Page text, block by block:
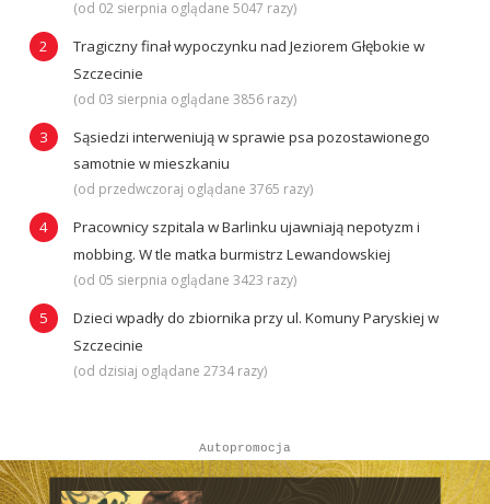
(od 02 sierpnia oglądane 5047 razy)
Tragiczny finał wypoczynku nad Jeziorem Głębokie w
Szczecinie
(od 03 sierpnia oglądane 3856 razy)
Sąsiedzi interweniują w sprawie psa pozostawionego
samotnie w mieszkaniu
(od przedwczoraj oglądane 3765 razy)
Pracownicy szpitala w Barlinku ujawniają nepotyzm i
mobbing. W tle matka burmistrz Lewandowskiej
(od 05 sierpnia oglądane 3423 razy)
Dzieci wpadły do zbiornika przy ul. Komuny Paryskiej w
Szczecinie
(od dzisiaj oglądane 2734 razy)
Autopromocja